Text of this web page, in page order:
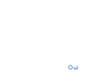
Oui